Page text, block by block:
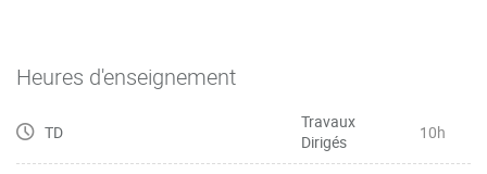
Heures d'enseignement
TD
Travaux
Dirigés
10h